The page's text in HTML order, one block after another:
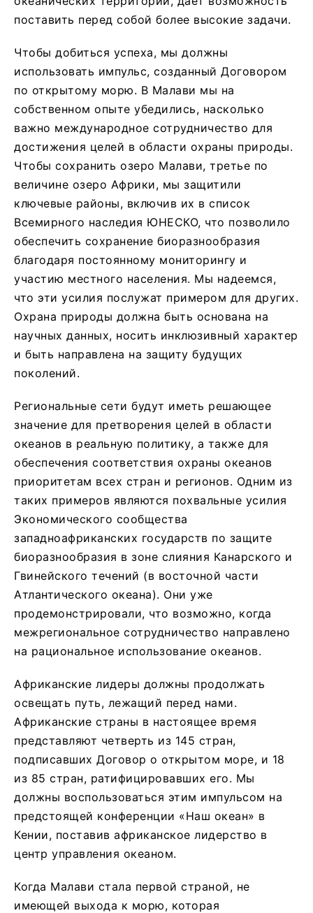
поставить перед собой более высокие задачи.
Чтобы добиться успеха, мы должны
использовать импульс, созданный Договором
по открытому морю. В Малави мы на
собственном опыте убедились, насколько
важно международное сотрудничество для
достижения целей в области охраны природы.
Чтобы сохранить озеро Малави, третье по
величине озеро Африки, мы защитили
ключевые районы, включив их в список
Всемирного наследия ЮНЕСКО, что позволило
обеспечить сохранение биоразнообразия
благодаря постоянному мониторингу и
участию местного населения. Мы надеемся,
что эти усилия послужат примером для других.
Охрана природы должна быть основана на
научных данных, носить инклюзивный характер
и быть направлена на защиту будущих
поколений.
Региональные сети будут иметь решающее
значение для претворения целей в области
океанов в реальную политику, а также для
обеспечения соответствия охраны океанов
приоритетам всех стран и регионов. Одним из
таких примеров являются похвальные усилия
Экономического сообщества
западноафриканских государств по защите
биоразнообразия в зоне слияния Канарского и
Гвинейского течений (в восточной части
Атлантического океана). Они уже
продемонстрировали, что возможно, когда
межрегиональное сотрудничество направлено
на рациональное использование океанов.
Африканские лидеры должны продолжать
освещать путь, лежащий перед нами.
Африканские страны в настоящее время
представляют четверть из 145 стран,
подписавших Договор о открытом море, и 18
из 85 стран, ратифицировавших его. Мы
должны воспользоваться этим импульсом на
предстоящей конференции «Наш океан» в
Кении, поставив африканское лидерство в
центр управления океаном.
Когда Малави стала первой страной, не
имеющей выхода к морю, которая